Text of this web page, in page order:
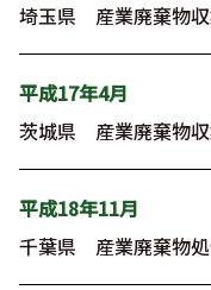
埼玉県 産業廃棄物
平成17年4月
茨城県 産業廃棄物
平成18年11月
千葉県 産業廃棄物処